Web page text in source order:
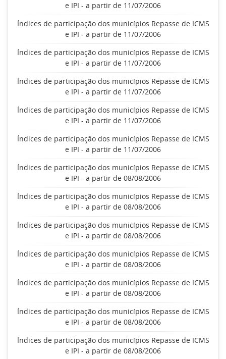
e IPI - a partir de 11/07/2006
Índices de participação dos municípios Repasse de ICMS
e IPI - a partir de 11/07/2006
Índices de participação dos municípios Repasse de ICMS
e IPI - a partir de 11/07/2006
Índices de participação dos municípios Repasse de ICMS
e IPI - a partir de 11/07/2006
Índices de participação dos municípios Repasse de ICMS
e IPI - a partir de 11/07/2006
Índices de participação dos municípios Repasse de ICMS
e IPI - a partir de 11/07/2006
Índices de participação dos municípios Repasse de ICMS
e IPI - a partir de 08/08/2006
Índices de participação dos municípios Repasse de ICMS
e IPI - a partir de 08/08/2006
Índices de participação dos municípios Repasse de ICMS
e IPI - a partir de 08/08/2006
Índices de participação dos municípios Repasse de ICMS
e IPI - a partir de 08/08/2006
Índices de participação dos municípios Repasse de ICMS
e IPI - a partir de 08/08/2006
Índices de participação dos municípios Repasse de ICMS
e IPI - a partir de 08/08/2006
Índices de participação dos municípios Repasse de ICMS
e IPI - a partir de 08/08/2006